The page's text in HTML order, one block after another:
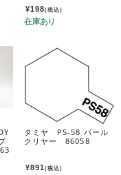
¥198(税込)
タミヤ PS-58 パール
クリヤー 86058
¥891(税込)